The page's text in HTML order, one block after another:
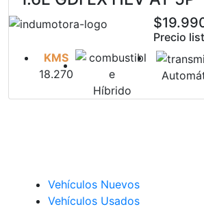
Precio
KMS
18.270
Híbrido
Vehículos Nuevos
Vehículos Usados